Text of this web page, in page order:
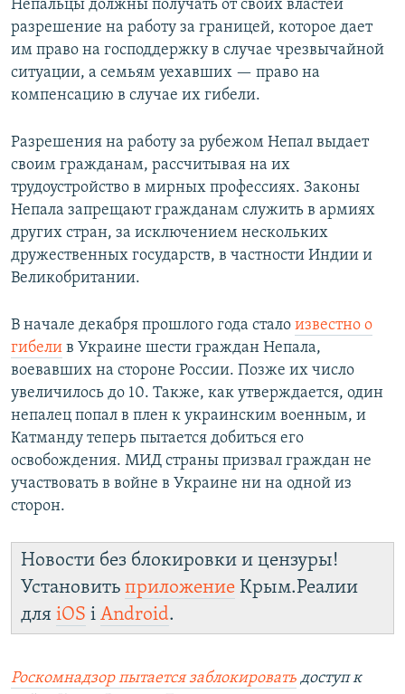
Непальцы должны получать от своих властей
разрешение на работу за границей, которое дает
им право на господдержку в случае чрезвычайной
ситуации, а семьям уехавших — право на
компенсацию в случае их гибели.
Разрешения на работу за рубежом Непал выдает
своим гражданам, рассчитывая на их
трудоустройство в мирных профессиях. Законы
Непала запрещают гражданам служить в армиях
других стран, за исключением нескольких
дружественных государств, в частности Индии и
Великобритании.
В начале декабря прошлого года стало известно о
гибели в Украине шести граждан Непала,
воевавших на стороне России. Позже их число
увеличилось до 10. Также, как утверждается, один
непалец попал в плен к украинским военным, и
Катманду теперь пытается добиться его
освобождения. МИД страны призвал граждан не
участвовать в войне в Украине ни на одной из
сторон.
Новости без блокировки и цензуры!
Установить приложение Крым.Реалии
для iOS і Android.
Роскомнадзор пытается заблокировать доступ к